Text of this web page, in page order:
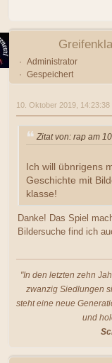
Administrator
Gespeichert
10. Oktober 2019, 14:23:38
Zitat von: rap am
Ich will übnrigens
Geschichte mit
klasse!
Danke! Das Spiel
Bildersuche find ich
"In den letzten zehn
zwanzig Siedlungen
steht eine neue
und